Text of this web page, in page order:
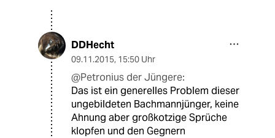
DDHecht
09.11.2015, 15:50 Uhr
@Petronius der Jüngere:
Das ist ein generelles Problem dieser
ungebildeten Bachmannjünger, keine
Ahnung aber großkotzige Sprüche
klopfen und den Gegnern